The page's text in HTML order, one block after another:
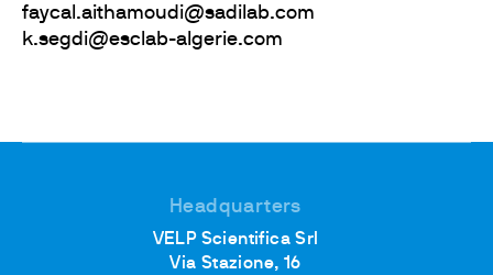
faycal.aithamoudi@sadilab.com
k.segdi@esclab-algerie.com
Headquarters
VELP Scientifica Srl
Via Stazione, 16